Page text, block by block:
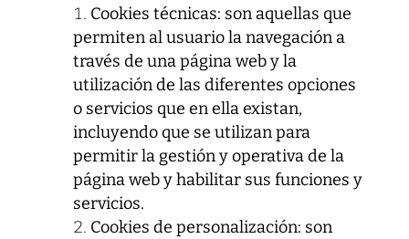
Cookies técnicas: son aquellas que
permiten al usuario la navegación a
través de una página web y la
utilización de las diferentes opciones
o servicios que en ella existan,
incluyendo que se utilizan para
permitir la gestión y operativa de la
página web y habilitar sus funciones y
servicios.
Cookies de personalización: son